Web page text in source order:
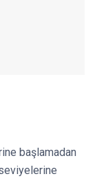
başlamadan